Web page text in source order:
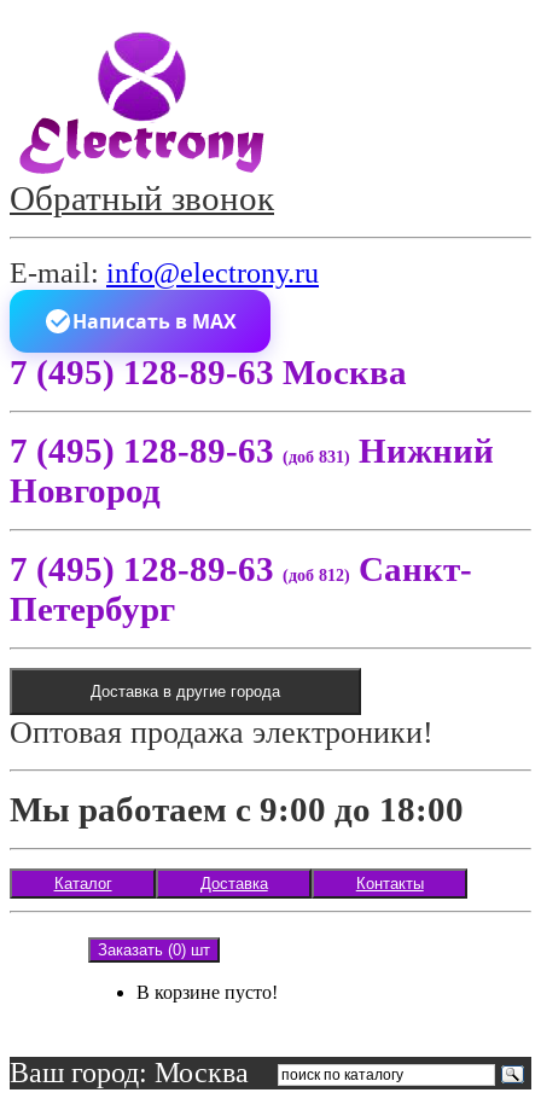
Обратный звонок
E-mail: info@electrony.ru
Написать в MAX
7 (495) 128-89-63 Москва
7 (495) 128-89-63 (доб 831) Нижний
Новгород
7 (495) 128-89-63 (доб 812) Санкт-
Петербург
Доставка в другие города
Оптовая продажа электроники!
Мы работаем с 9:00 до 18:00
Каталог Доставка Контакты
Заказать (0) шт
В корзине пусто!
Ваш город: Москва